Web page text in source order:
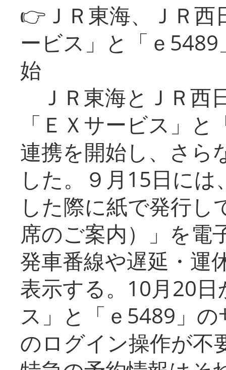
👉ＪＲ東海、ＪＲ
ービス」と「ｅ
始
ＪＲ東海とＪＲ西
「ＥＸサービス」
連携を開始し、さら
した。９月15日に
した際に紙で発行し
席のご案内）」を電
発車番線や遅延・運
表示する。10月20
ス」と「ｅ5489」
のログイン操作が不